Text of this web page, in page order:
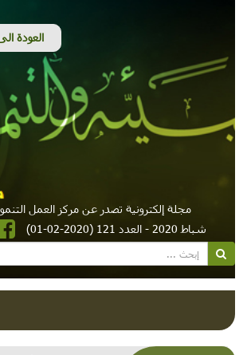
مجلة إلكترونية تصدر عن مركز العمل
شباط 2020 - العدد 121 (2020-02-01)